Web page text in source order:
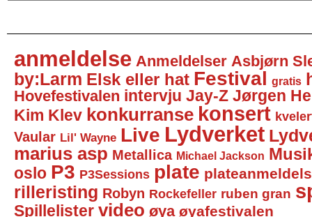
anmeldelse Anmeldelser Asbjørn
by:Larm Elsk eller hat Festival gratis
Hovefestivalen intervju Jay-Z Jørgen
Kim Klev konkurranse konsert
Vaular Lil' Wayne Live Lydverket
marius asp Metallica Michael Jackson
oslo P3 P3Sessions plate
rilleristing Robyn Rockefeller ruben gran
Spillelister video øya øyafestivalen